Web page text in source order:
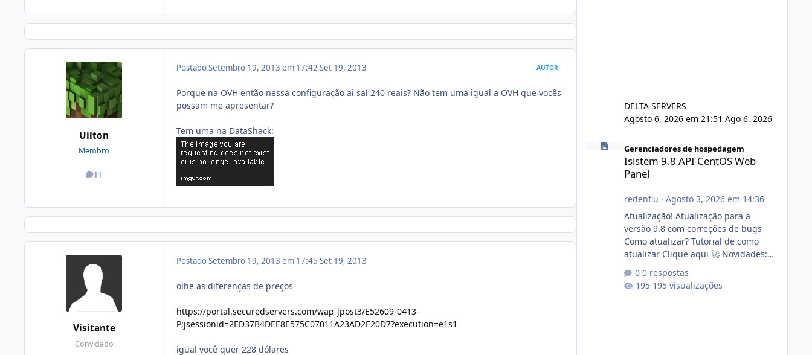
Uilton
Membro
11
posts
PostadoSetembro 19, 2013 em 17:42 Set 19, 2013 AUTOR
Porque na OVH então nessa configuração ai saí 240 reais? Não tem uma igual a OVH que vocês
possam me apresentar?
Tem uma na DataShack:
Visitante
Convidado
PostadoSetembro 19, 2013 em 17:45 Set 19, 2013
olhe as diferenças de preços
https://portal.securedservers.com/wap-jpost3/E52609-0413-
P;jsessionid=2ED37B4DEE8E575C07011A23AD2E20D7?execution=e1s1
igual você quer 228 dólares
DELTA SERVERS
Agosto 6, 2026 em 21:51 Ago 6, 2026
Isistem 9.8 API CentOS Web Panel
Gerenciadores de hospedagem
Isistem 9.8 API CentOS Web
Panel
redenflu · Agosto 3, 2026 em 14:36
Atualização! Atualização para a
versão 9.8 com correções de bugs
Como atualizar? Tutorial de como
atualizar Clique aqui 🚀 Novidades:
publico para consulta de sub.dominio
autorizado a usasr o isistem:
0 respostas
195 visualizações